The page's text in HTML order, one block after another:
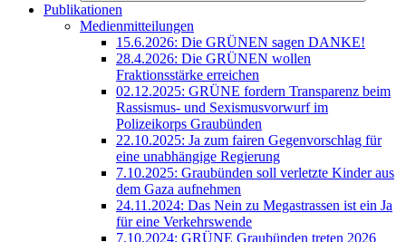
Publikationen
Medienmitteilungen
15.6.2026: Die GRÜNEN sagen DANKE!
28.4.2026: Die GRÜNEN wollen
Fraktionsstärke erreichen
02.12.2025: GRÜNE fordern Transparenz beim
Rassismus- und Sexismusvorwurf im
Polizeikorps Graubünden
22.10.2025: Ja zum fairen Gegenvorschlag für
eine unabhängige Regierung
7.10.2025: Graubünden soll verletzte Kinder aus
dem Gaza aufnehmen
24.11.2024: Das Nein zu Megastrassen ist ein Ja
für eine Verkehrswende
7.10.2024: GRÜNE Graubünden treten 2026